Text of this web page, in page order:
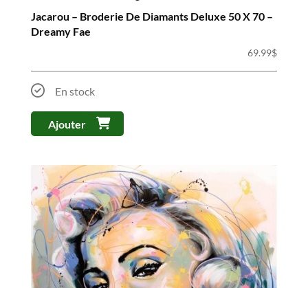
Jacarou – Broderie De Diamants Deluxe 50 X 70 –
Dreamy Fae
69.99$
En stock
Ajouter